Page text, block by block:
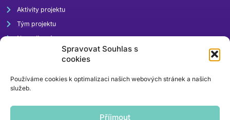
Spravovat Souhlas s
cookies
Používáme cookies k optimalizaci našich webových stránek a našich
služeb.
Příjmout
Aktivity projektu
Tým projektu
Napsali o nás